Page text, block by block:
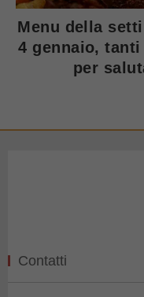
Menu della
4 gennaio,
per
Contatti